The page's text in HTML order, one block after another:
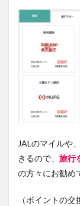
JALのマイルや
きるので、 旅行
の方々にお勧め
（ポイントの交